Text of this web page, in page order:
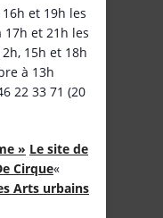
et 19h les
et 21h les
15h et 18h
à 13h
22 33 71 (20
» Le site de
Cirque«
Arts urbains